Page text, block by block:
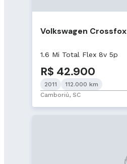
Volkswagen Crossfox
1.6 Mi Total Flex 8v 5p
R$ 42.900
2011
112.000 km
Camboriú, SC